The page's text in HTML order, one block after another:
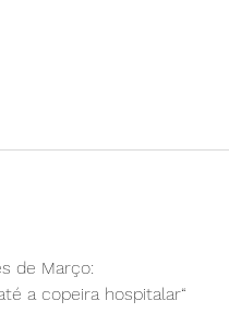
de Março:
a copeira hospitalar“